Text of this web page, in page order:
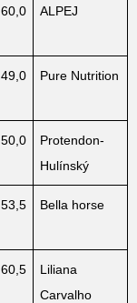
60,0 ALPEJ
49,0 Pure Nutrition
50,0
Protendon-
Hulínský
53,5 Bella horse
60,5
Liliana
Carvalho